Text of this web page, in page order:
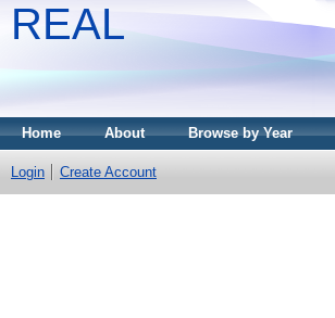
REAL
Home About Browse by Year
Login Create Account